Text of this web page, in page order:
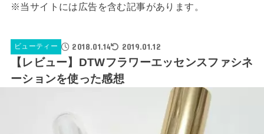
※当サイトには広告を含む記事があります。
ビューティー 2018.01.14 2019.01.12
【レビュー】DTWフラワーエッセンスファシネ
ーションを使った感想